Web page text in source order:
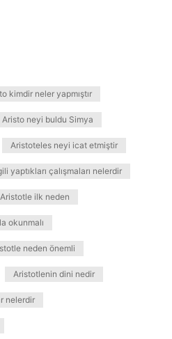
kimdir neler yapmıştır
Aristo neyi buldu Simya
Aristoteles neyi icat etmiştir
yaptıkları çalışmaları nelerdir
Aristotle ilk neden
okunmalı
neden önemli
Aristotlenin dini nedir
nelerdir